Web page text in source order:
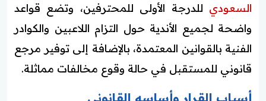
السعودي للدرجة الأولى للمحترفين، وتضع قواعد
واضحة لجميع الأندية حول التزام اللاعبين والكوادر
الفنية بالقوانين المعتمدة، بالإضافة إلى توفير مرجع
قانوني للمستقبل في حالة وقوع مخالفات مماثلة.
أسباب القرار وأساسه القانوني